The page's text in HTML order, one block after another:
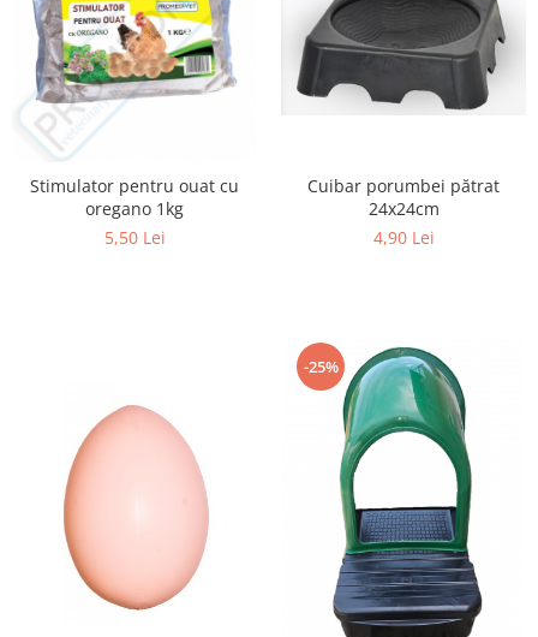
Stimulator pentru ouat cu
oregano 1kg
5,50 Lei
Cuibar porumbei pătrat
24x24cm
4,90 Lei
-25%